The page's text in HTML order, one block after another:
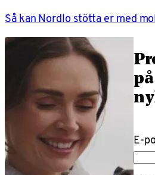
Så kan Nordlo stötta er med
E-